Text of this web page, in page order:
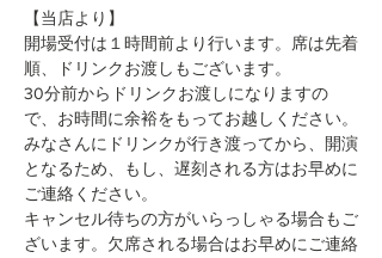
【当店より】
開場受付は１時間前より行います。席は先着
順、ドリンクお渡しもございます。
30分前からドリンクお渡しになりますの
で、お時間に余裕をもってお越しください。
みなさんにドリンクが行き渡ってから、開演
となるため、もし、遅刻される方はお早めに
ご連絡ください。
キャンセル待ちの方がいらっしゃる場合もご
ざいます。欠席される場合はお早めにご連絡